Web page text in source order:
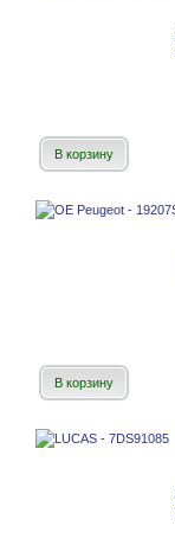
В корзину
В корзину